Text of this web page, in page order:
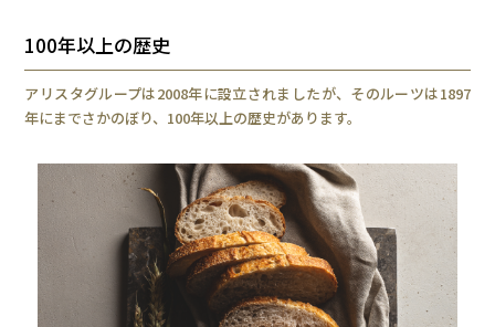
100年以上の歴史
アリスタグループは2008年に設立されましたが、そのルーツは1897
年にまでさかのぼり、100年以上の歴史があります。
VIEW MORE